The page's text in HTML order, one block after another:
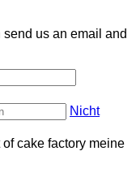
us an email and
Nicht
cake factory meine